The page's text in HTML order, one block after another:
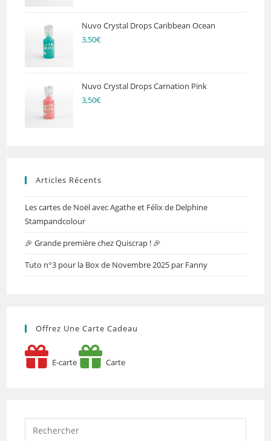
Nuvo Crystal Drops Caribbean Ocean
3,50€
Nuvo Crystal Drops Carnation Pink
3,50€
Articles Récents
Les cartes de Noël avec Agathe et Félix de Delphine
Stampandcolour
🎉 Grande première chez Quiscrap ! 🎉
Tuto n°3 pour la Box de Novembre 2025 par Fanny
Offrez Une Carte Cadeau
E-carte Carte